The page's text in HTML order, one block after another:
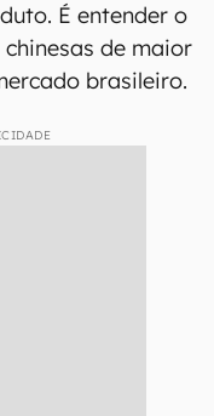
É entender o
de maior
brasileiro.